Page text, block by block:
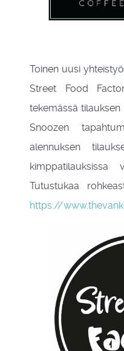
Toinen uusi
Street Food
tekemässä
Snoozen
alennuksen
kimppatilauksissa
Tutustukaa
https://